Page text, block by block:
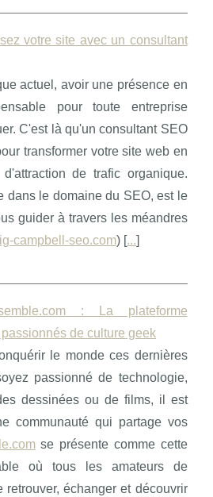
votre site avec un consultant
actuel, avoir une présence en
pour toute entreprise
C'est là qu'un consultant SEO
transformer votre site web en
de trafic organique.
dans le domaine du SEO, est le
guider à travers les méandres
campbell-seo.com) [...]
: La plateforme
de culture geek
le monde ces dernières
passionné de technologie,
dessinées ou de films, il est
communauté qui partage vos
se présente comme cette
où tous les amateurs de
retrouver, échanger et découvrir